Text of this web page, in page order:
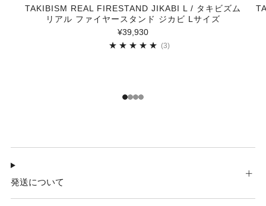
TAKIBISM REAL FIRESTAND JIKABI L / タキビズム
リアル ファイヤースタンド ジカビ Lサイズ
¥39,930
(3)3
発送について